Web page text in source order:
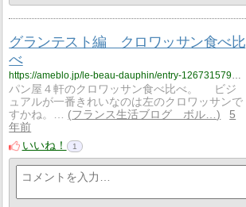
グランテスト編 クロワッサン食べ比
べ
https://ameblo.jp/le-beau-dauphin/entry-12673157960.html
パン屋４軒のクロワッサン食べ比べ。 ビジ
ュアルが一番きれいなのは左のクロワッサンで
すかね。…
フランス生活ブログ ボル…
5
年前
いいね！
1